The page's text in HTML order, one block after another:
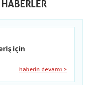
için
haberin devamı >